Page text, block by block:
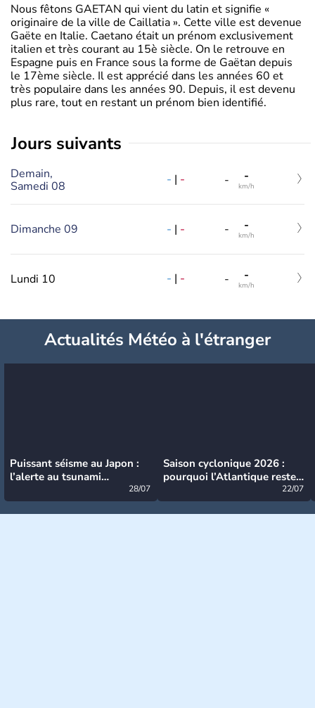
Nous fêtons GAETAN qui vient du latin et signifie «
originaire de la ville de Caillatia ». Cette ville est devenue
Gaëte en Italie. Caetano était un prénom exclusivement
italien et très courant au 15è siècle. On le retrouve en
Espagne puis en France sous la forme de Gaëtan depuis
le 17ème siècle. Il est apprécié dans les années 60 et
très populaire dans les années 90. Depuis, il est devenu
plus rare, tout en restant un prénom bien identifié.
jours suivants
Demain,
Samedi 08
- | - - -
km/h
Dimanche 09 - | - - -
km/h
Lundi 10 - | - - -
km/h
Actualités Météo à l'étranger
Puissant séisme au Japon :
l’alerte au tsunami
28/07
Saison cyclonique 2026 :
pourquoi l’Atlantique reste
22/07